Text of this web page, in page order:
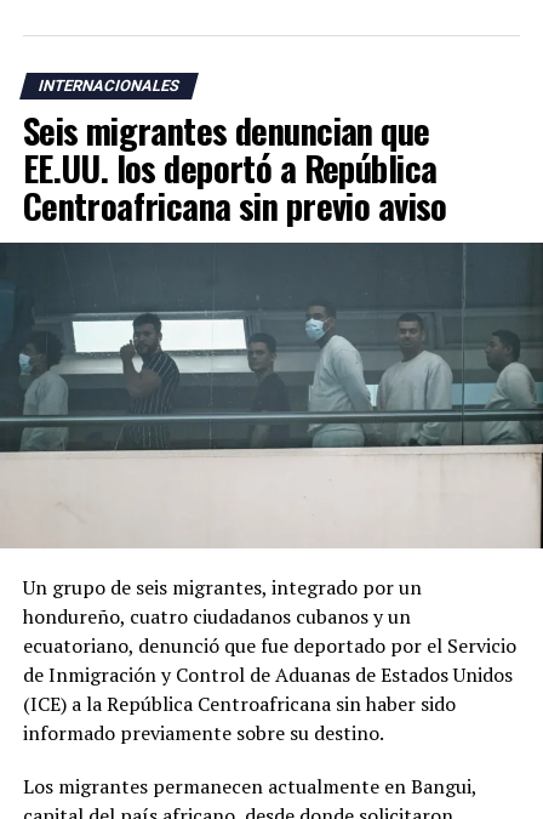
las autoridades.
La ceremonia de investidura se realizó en Cali, una
ciudad cercana a zonas donde operan grupos armados
responsables de una escalada de violencia que ha
golpeado al país durante los últimos años. De la
Espriella también rompió con la tradición de celebrar la
toma de posesión en Bogotá y optó por una ceremonia
El cambio de Gobierno genera expectativas y
preocupación entre sectores de la población debido al
discurso de seguridad del nuevo presidente.
«Por los anuncios que ha hecho se nota que va a ser
como de una mano fuerte, ojalá que no vaya a haber una
nueva violencia», declaró a AFP Óscar Obando, un
trabajador de 67 años que se dedica a redactar
documentos en las calles de Cali utilizando una máquina
de escribir.
INTERNACIONALES
Seis migrantes denuncian que
EE.UU. los deportó a República
Centroafricana sin previo aviso
Un grupo de seis migrantes, integrado por un
hondureño, cuatro ciudadanos cubanos y un
ecuatoriano, denunció que fue deportado por el Servicio
de Inmigración y Control de Aduanas de Estados Unidos
(ICE) a la República Centroafricana sin haber sido
informado previamente sobre su destino.
Los migrantes permanecen actualmente en Bangui,